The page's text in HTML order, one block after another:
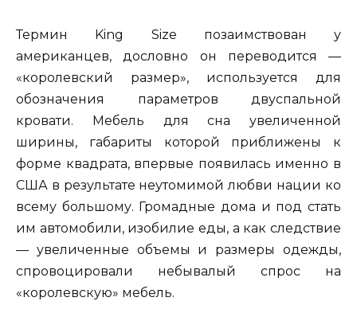
Термин King Size позаимствован у
американцев, дословно он переводится —
«королевский размер», используется для
обозначения параметров двуспальной
кровати. Мебель для сна увеличенной
ширины, габариты которой приближены к
форме квадрата, впервые появилась именно в
США в результате неутомимой любви нации ко
всему большому. Громадные дома и под стать
им автомобили, изобилие еды, а как следствие
— увеличенные объемы и размеры одежды,
спровоцировали небывалый спрос на
«королевскую» мебель.